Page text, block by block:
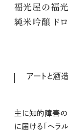
福光屋の福
純米吟醸 ド
アートと酒
主に知的障害
に届ける「ヘラ